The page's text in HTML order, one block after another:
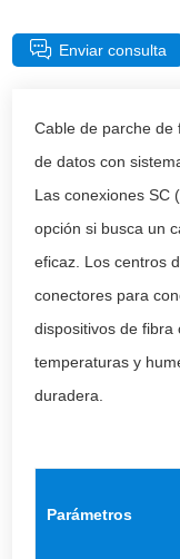
Enviar consulta
Cable de parche de
de datos con
Las conexiones SC
opción si busca un
eficaz. Los centros
conectores para
dispositivos de fibra
temperaturas y
duradera.
Parámetros